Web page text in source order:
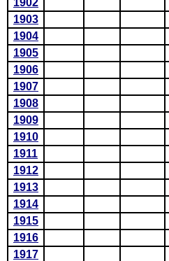
1902
1903
1904
1905
1906
1907
1908
1909
1910
1911
1912
1913
1914
1915
1916
1917